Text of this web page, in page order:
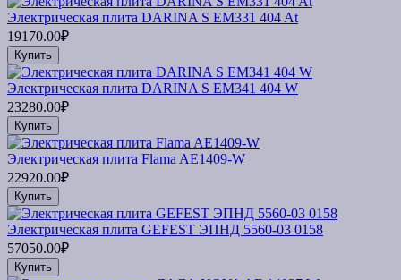
Электрическая плита DARINA S EM331 404 At
19170.00₽
Купить
Электрическая плита DARINA S EM341 404 W
23280.00₽
Купить
Электрическая плита Flama AE1409-W
22920.00₽
Купить
Электрическая плита GEFEST ЭПНД 5560-03 0158
57050.00₽
Купить